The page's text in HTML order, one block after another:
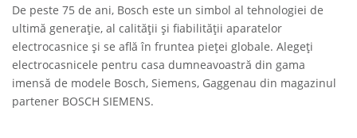
De peste 75 de ani, Bosch este un simbol al tehnologiei de
ultimă generație, al calității și fiabilității aparatelor
electrocasnice și se află în fruntea pieței globale. Alegeți
electrocasnicele pentru casa dumneavoastră din gama
imensă de modele Bosch, Siemens, Gaggenau din magazinul
partener BOSCH SIEMENS.